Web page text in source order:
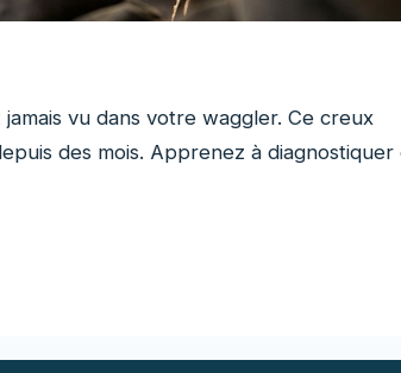
vu dans votre waggler. Ce creux
des mois. Apprenez à diagnostiquer